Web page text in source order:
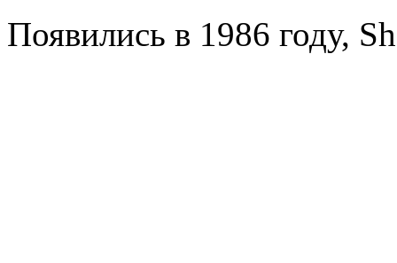
Появились в 1986 году,